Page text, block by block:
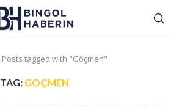
Posts tagged with "Göçmen"
TAG: GÖÇMEN